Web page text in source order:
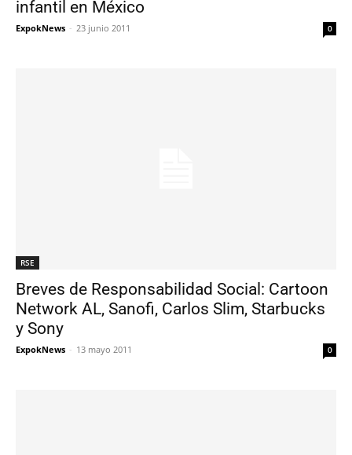
infantil en México
ExpokNews - 23 junio 2011 0
RSE
Breves de Responsabilidad Social: Cartoon
Network AL, Sanofi, Carlos Slim, Starbucks
y Sony
ExpokNews - 13 mayo 2011 0